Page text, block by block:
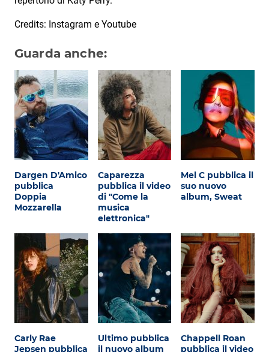
Credits: Instagram e Youtube
Guarda anche:
Dargen D'Amico
pubblica
Doppia
Mozzarella
Caparezza
pubblica il video
di "Come la
musica
elettronica"
Mel C pubblica il
suo nuovo
album, Sweat
Carly Rae
Jepsen pubblica
Ultimo pubblica
il nuovo album
Chappell Roan
pubblica il video